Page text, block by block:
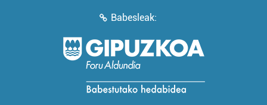
Babesleak: